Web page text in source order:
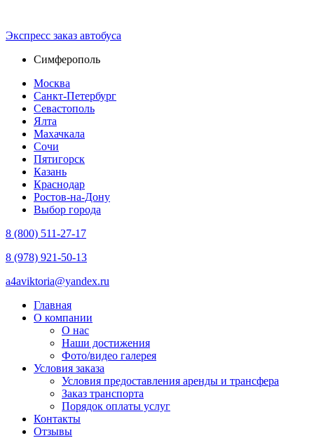
Экспресс зaказ автобуса
Симферополь
Москва
Санкт-Петербург
Севастополь
Ялта
Махачкала
Сочи
Пятигорск
Казань
Краснодар
Ростов-на-Дону
Выбор города
8 (800) 511-27-17
8 (978) 921-50-13
a4aviktoria@yandex.ru
Главная
О компании
О нас
Наши достижения
Фото/видео галерея
Условия заказа
Условия предоставления аренды и трансфера
Заказ транспорта
Порядок оплаты услуг
Контакты
Отзывы